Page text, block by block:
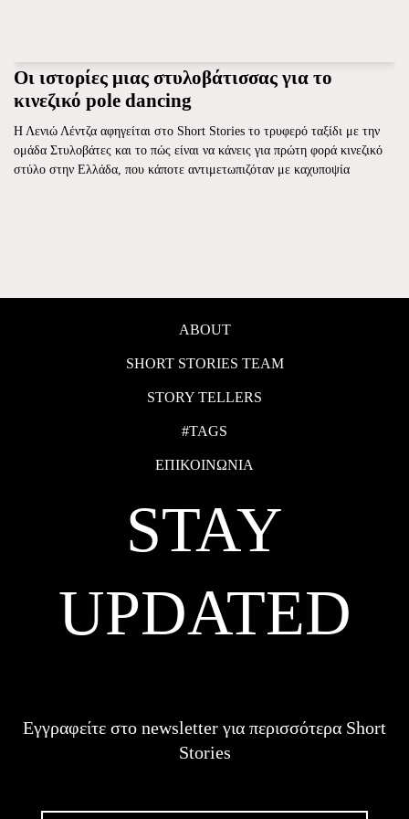
Οι ιστορίες μιας στυλοβάτισσας για το
κινεζικό pole dancing
Η Λενιώ Λέντζα αφηγείται στο Short Stories το τρυφερό ταξίδι με την
ομάδα Στυλοβάτες και το πώς είναι να κάνεις για πρώτη φορά κινεζικό
στύλο στην Ελλάδα, που κάποτε αντιμετωπιζόταν με καχυποψία
ABOUT
SHORT STORIES TEAM
STORY TELLERS
#TAGS
ΕΠΙΚΟΙΝΩΝΙΑ
STAY
UPDATED
Εγγραφείτε στο newsletter για περισσότερα Short
Stories